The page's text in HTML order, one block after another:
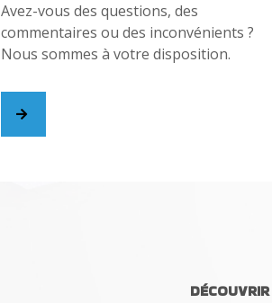
Avez-vous des questions, des
commentaires ou des inconvénients ?
Nous sommes à votre disposition.
DÉCOUVRIR